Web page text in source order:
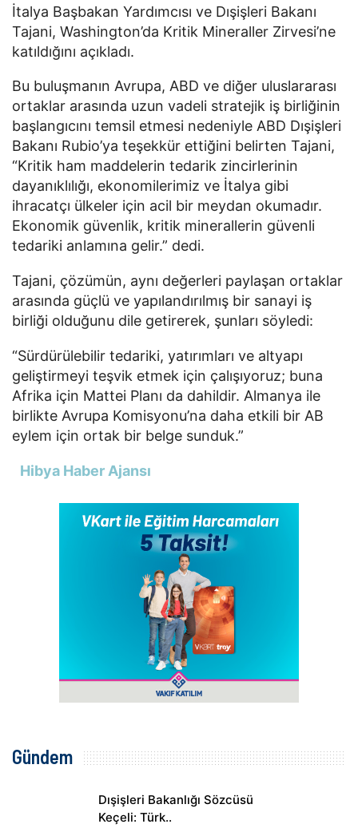
İtalya Başbakan Yardımcısı ve Dışişleri Bakanı
Tajani, Washington’da Kritik Mineraller Zirvesi’ne
katıldığını açıkladı.
Bu buluşmanın Avrupa, ABD ve diğer uluslararası
ortaklar arasında uzun vadeli stratejik iş birliğinin
başlangıcını temsil etmesi nedeniyle ABD Dışişleri
Bakanı Rubio’ya teşekkür ettiğini belirten Tajani,
“Kritik ham maddelerin tedarik zincirlerinin
dayanıklılığı, ekonomilerimiz ve İtalya gibi
ihracatçı ülkeler için acil bir meydan okumadır.
Ekonomik güvenlik, kritik minerallerin güvenli
tedariki anlamına gelir.” dedi.
Tajani, çözümün, aynı değerleri paylaşan ortaklar
arasında güçlü ve yapılandırılmış bir sanayi iş
birliği olduğunu dile getirerek, şunları söyledi:
“Sürdürülebilir tedariki, yatırımları ve altyapı
geliştirmeyi teşvik etmek için çalışıyoruz; buna
Afrika için Mattei Planı da dahildir. Almanya ile
birlikte Avrupa Komisyonu’na daha etkili bir AB
eylem için ortak bir belge sunduk.”
Hibya Haber Ajansı
Gündem
Dışişleri Bakanlığı Sözcüsü
Keçeli: Türk..